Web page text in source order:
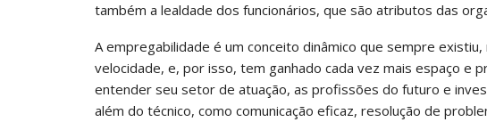
também a lealdade dos funcionários, que são atributos das
A empregabilidade é um conceito dinâmico que sempre
velocidade, e, por isso, tem ganhado cada vez mais espaço e
entender seu setor de atuação, as profissões do futuro e
além do técnico, como comunicação eficaz, resolução de